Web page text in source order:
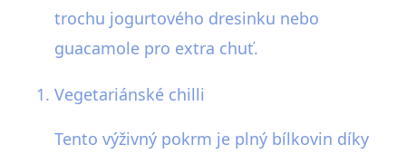
trochu jogurtového dresinku nebo
guacamole pro extra chuť.
Vegetariánské chilli
Tento výživný pokrm je plný bílkovin díky